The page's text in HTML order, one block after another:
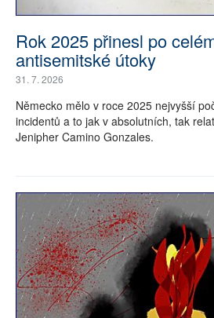
Rok 2025 přinesl po
antisemitské útoky
31. 7. 2026
Německo mělo v roce 2025 nejvyšší
incidentů a to jak v absolutních, tak
Jenipher Camino Gonzales.